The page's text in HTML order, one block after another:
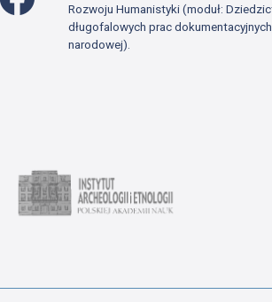
Rozwoju Humanistyki (moduł:
długofalowych prac
narodowej).